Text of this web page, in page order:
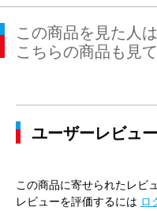
この商品を見た人は
こちらの商品も見
ユーザーレビュー
この商品に寄せられたレビ
レビューを評価するには ロ